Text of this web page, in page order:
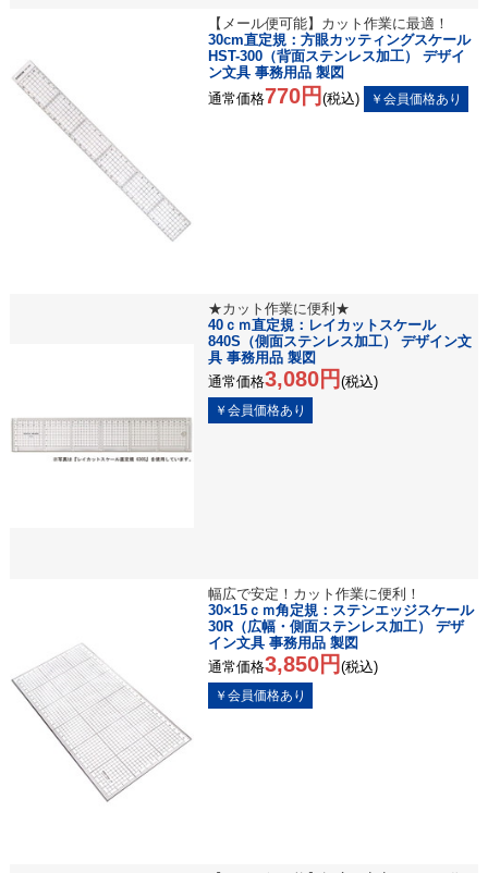
【メール便可能】カット作業に最適！
30cm直定規：方眼カッティングスケール
HST-300（背面ステンレス加工） デザイ
ン文具 事務用品 製図
通常価格770円 (税込)
★カット作業に便利★
40ｃｍ直定規：レイカットスケール
840S（側面ステンレス加工） デザイン文
具 事務用品 製図
通常価格3,080円 (税込)
幅広で安定！カット作業に便利！
30×15ｃｍ角定規：ステンエッジスケール
30R（広幅・側面ステンレス加工） デザ
イン文具 事務用品 製図
通常価格3,850円 (税込)